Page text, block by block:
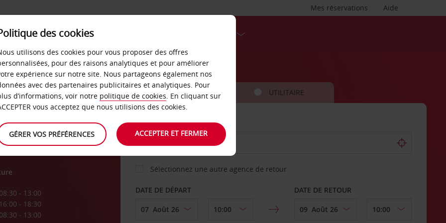
Aide
Mes réservations
LIBRE-SERVICE
08:30 - 13:00
16:00 - 18:30
08:30 - 13:00
VOITURE UTILITAIRE
AGENCE DE DÉPART
Sélectionnez une autre agence de retour
DATE DE DÉPART DATE DE RETOUR
des cookies
utilisons des cookies pour vous proposer des offres
pour des raisons analytiques et pour améliorer
expérience sur notre site. Nous partageons également nos
avec des partenaires publicitaires et analytiques. Pour
d’informations, voir notre politique de cookies. En cliquant sur
vous acceptez que nous utilisions des cookies.
GÉRER VOS PRÉFÉRENCES ACCEPTER ET FERMER